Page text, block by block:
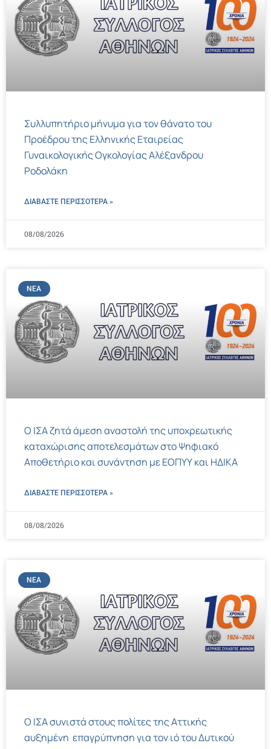
Συλλυπητήριο μήνυμα για τον θάνατο του
Προέδρου της Ελληνικής Εταιρείας
Γυναικολογικής Ογκολογίας Αλέξανδρου
Ροδολάκη
ΔΙΑΒΑΣΤΕ ΠΕΡΙΣΣΌΤΕΡΑ »
08/08/2026
ΝΈΑ
Ο ΙΣΑ ζητά άμεση αναστολή της υποχρεωτικής
καταχώρισης αποτελεσμάτων στο Ψηφιακό
Αποθετήριο και συνάντηση με ΕΟΠΥΥ και ΗΔΙΚΑ
ΔΙΑΒΑΣΤΕ ΠΕΡΙΣΣΌΤΕΡΑ »
08/08/2026
ΝΈΑ
Ο ΙΣΑ συνιστά στους πολίτες της Αττικής
αυξημένη επαγρύπνηση για τον ιό του Δυτικού